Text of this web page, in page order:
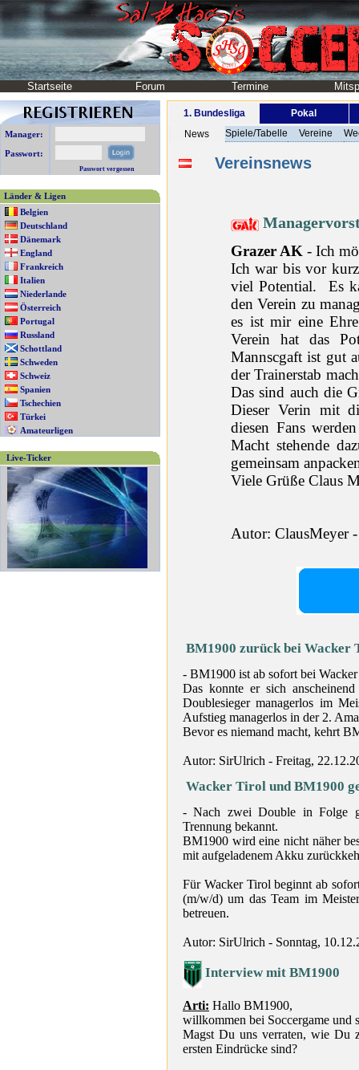
Startseite Forum Termine
Manager:
Passwort:
Passwort vergessen
Länder & Ligen
Belgien
Deutschland
Dänemark
England
Frankreich
Italien
Niederlande
Österreich
Portugal
Russland
Schottland
Schweden
Schweiz
Spanien
Tschechien
Türkei
Amateurligen
Live-Ticker
1. Bundesliga
Pokal
News
Spiele/Tabelle Vereine
Vereinsnews
Grazer AK - Ich
Ich war bis vor
viel Potential. Es
den Verein zu
es ist mir eine
Verein hat das
Mannscgaft ist gut
der Trainerstab
Das sind auch die
Dieser Verin mit
diesen Fans
Macht stehende
gemeinsam
Viele Grüße Claus
Autor: ClausMeyer
BM1900 zurück bei Wacker
- BM1900 ist ab sofort bei
Das konnte er sich
Doublesieger managerlos im
Aufstieg managerlos in der 2.
Bevor es niemand macht, kehrt
Autor: SirUlrich - Freitag,
Wacker Tirol und BM1900
- Nach zwei Double in Folge
Trennung bekannt.
BM1900 wird eine nicht näher
mit aufgeladenem Akku
Für Wacker Tirol beginnt ab
(m/w/d) um das Team im
betreuen.
Autor: SirUlrich - Sonntag,
Interview mit BM1900
Arti: Hallo BM1900,
willkommen bei Soccergame und
Magst Du uns verraten, wie Du
ersten Eindrücke sind?